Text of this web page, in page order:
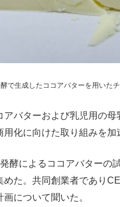
で生成したココアバターを用いた
アバターおよび乳児用の母
化に向けた取り組みを加
酵によるココアバターの
めた。共同創業者であり
について聞いた。